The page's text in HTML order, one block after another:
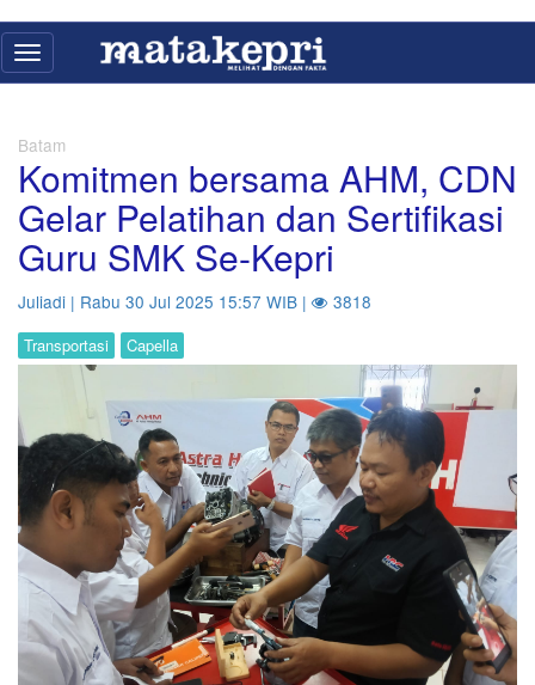
Toggle
navigation
Batam
Komitmen bersama AHM, CDN
Gelar Pelatihan dan Sertifikasi
Guru SMK Se-Kepri
Juliadi | Rabu 30 Jul 2025 15:57 WIB | 3818
Transportasi Capella